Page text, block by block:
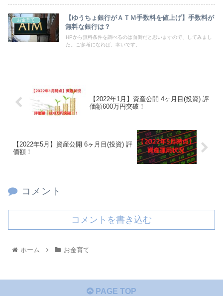
お金育て
【ゆうちょ銀行がＡＴＭ手数料を値上げ】手数料が
無料な銀行は？
HPから無料条件を調べるのは面倒だと思いますので、してみまし
た。ご参考になれば、幸いです。
【2022年1月】資産公開 4ヶ月目(投資) 評
価額600万円突破！
【2022年5月】資産公開 6ヶ月目(投資) 評
価額！
コメント
コメントを書き込む
ホーム お金育て
PAGE TOP